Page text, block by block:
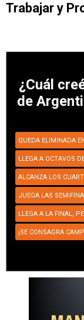
Trabajar y
¿Cuál
de
QUEDA ELIMINADA
LLEGA A OCTAVOS
ALCANZA LOS
JUEGA LAS
LLEGA A LA FINAL,
¡SE CONSAGRA